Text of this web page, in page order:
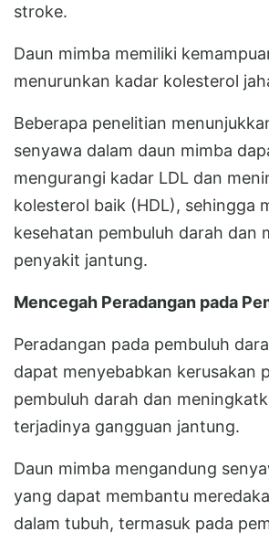
stroke.
Daun mimba memiliki
menurunkan kadar kolesterol
Beberapa penelitian
senyawa dalam daun mimba
mengurangi kadar LDL dan
kolesterol baik (HDL), sehingga
kesehatan pembuluh darah dan
penyakit jantung.
Mencegah Peradangan pada
Peradangan pada pembuluh
dapat menyebabkan kerusakan
pembuluh darah dan
terjadinya gangguan jantung.
Daun mimba mengandung
yang dapat membantu
dalam tubuh, termasuk pada